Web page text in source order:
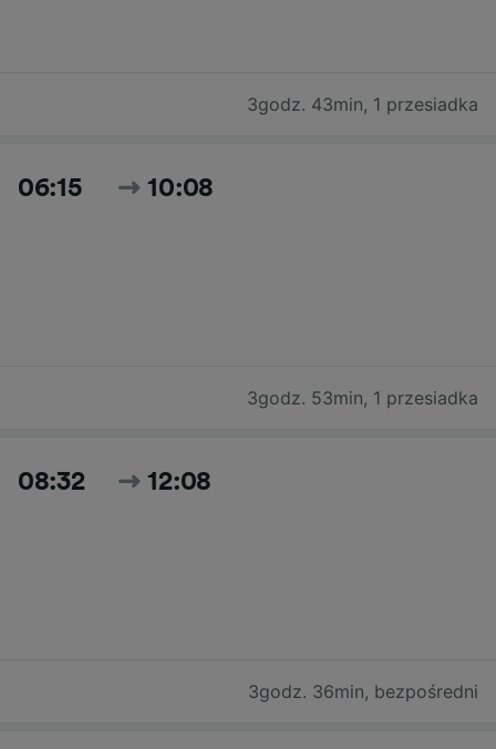
3godz. 43min, 1 przesiadka
06:15 10:08
3godz. 53min, 1 przesiadka
08:32 12:08
3godz. 36min, bezpośredni